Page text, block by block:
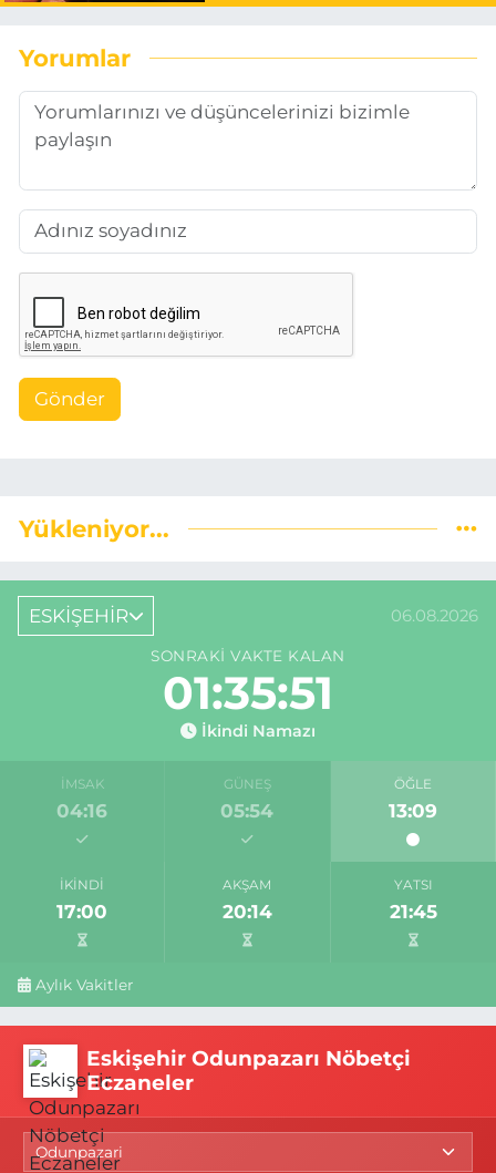
Yorumlar
Gönder
Yükleniyor...
ESKİŞEHİR 06.08.2026
SONRAKI VAKTE KALAN
01:35:50
İkindi Namazı
İMSAK
04:16
GÜNEŞ
05:54
ÖĞLE
13:09
İKINDI
17:00
AKŞAM
20:14
YATSI
21:45
Aylık Vakitler
Eskişehir Odunpazarı Nöbetçi
Eczaneler